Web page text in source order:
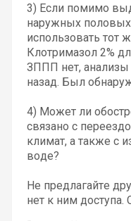
3) Если помимо
наружных
использовать тот
Клотримазол 2%
ЗППП нет, анализы
назад. Был
4) Может ли
связано с
климат, а также с
воде?
Не предлагайте
нет к ним доступа.